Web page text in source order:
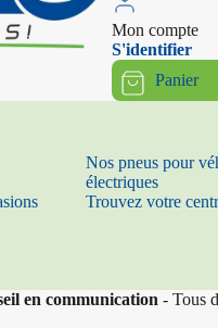
Mon compte
S'identifier
Panier
Nos pneus pour
électriques
Trouvez votre
en communication - Tous